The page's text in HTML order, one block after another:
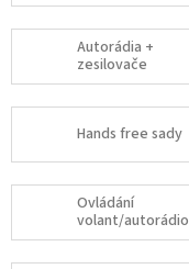
Autorádia +
zesilovače
Hands free sady
Ovládání
volant/autorádio